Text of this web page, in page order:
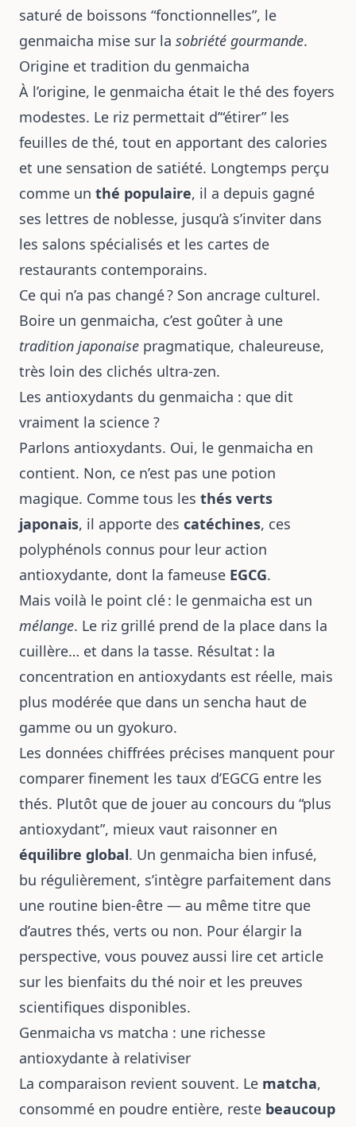
saturé de boissons “fonctionnelles”, le
genmaicha mise sur la sobriété gourmande.
Origine et tradition du genmaicha
À l’origine, le genmaicha était le thé des foyers
modestes. Le riz permettait d’“étirer” les
feuilles de thé, tout en apportant des calories
et une sensation de satiété. Longtemps perçu
comme un thé populaire, il a depuis gagné
ses lettres de noblesse, jusqu’à s’inviter dans
les salons spécialisés et les cartes de
restaurants contemporains.
Ce qui n’a pas changé ? Son ancrage culturel.
Boire un genmaicha, c’est goûter à une
tradition japonaise pragmatique, chaleureuse,
très loin des clichés ultra-zen.
Les antioxydants du genmaicha : que dit
vraiment la science ?
Parlons antioxydants. Oui, le genmaicha en
contient. Non, ce n’est pas une potion
magique. Comme tous les thés verts
japonais, il apporte des catéchines, ces
polyphénols connus pour leur action
antioxydante, dont la fameuse EGCG.
Mais voilà le point clé : le genmaicha est un
mélange. Le riz grillé prend de la place dans la
cuillère… et dans la tasse. Résultat : la
concentration en antioxydants est réelle, mais
plus modérée que dans un sencha haut de
gamme ou un gyokuro.
Les données chiffrées précises manquent pour
comparer finement les taux d’EGCG entre les
thés. Plutôt que de jouer au concours du “plus
antioxydant”, mieux vaut raisonner en
équilibre global. Un genmaicha bien infusé,
bu régulièrement, s’intègre parfaitement dans
une routine bien-être — au même titre que
d’autres thés, verts ou non. Pour élargir la
perspective, vous pouvez aussi lire cet article
sur les bienfaits du thé noir et les preuves
scientifiques disponibles.
Genmaicha vs matcha : une richesse
antioxydante à relativiser
La comparaison revient souvent. Le matcha,
consommé en poudre entière, reste beaucoup